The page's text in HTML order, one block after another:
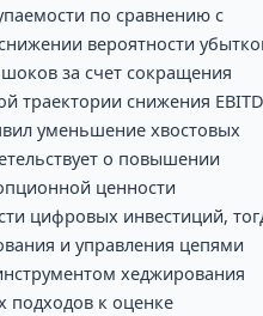
по сравнению с
вероятности
за счет сокращения
траектории снижения
уменьшение хвостовых
о повышении
ценности
цифровых инвестиций,
и управления цепями
хеджирования
подходов к оценке